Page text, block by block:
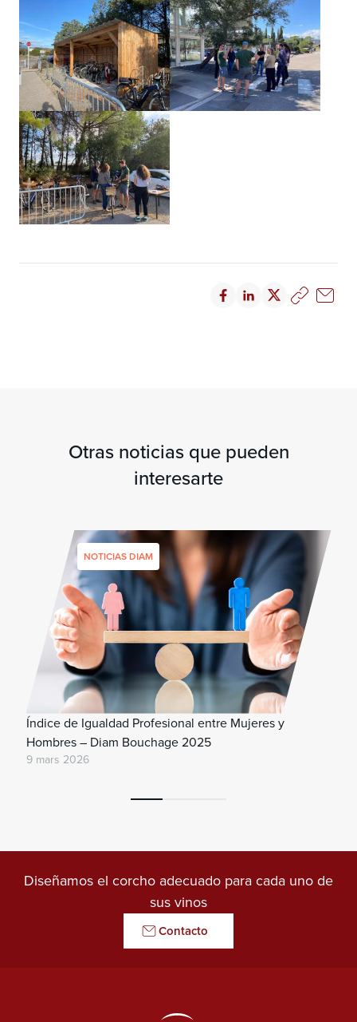
Otras noticias que pueden
interesarte
NOTICIAS DIAM
Índice de Igualdad Profesional entre Mujeres y
Hombres – Diam Bouchage 2025
9 mars 2026
Diseñamos el corcho adecuado para cada uno de
sus vinos
Contacto